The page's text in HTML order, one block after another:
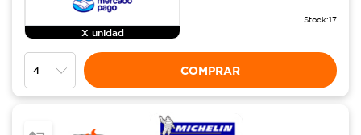
X unidad
Stock:17
COMPRAR